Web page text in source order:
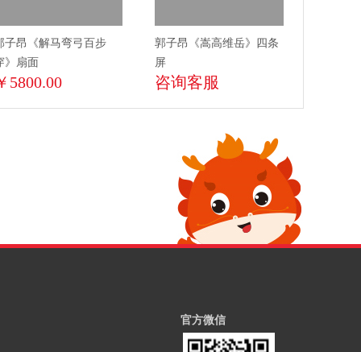
子昂《解马弯弓百步
》扇面
5800.00
郭子昂《嵩高维岳》四条
屏
咨询客服
官方微信